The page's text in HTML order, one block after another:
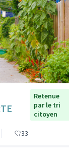
Retenue
par le tri
citoyen
33